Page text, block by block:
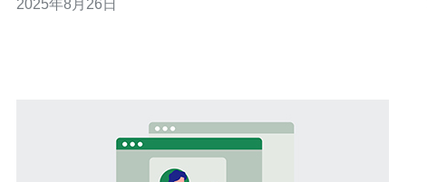
上最佳、最便宜和最快的选择之一。本文将深入探讨如何
2025年8月26日